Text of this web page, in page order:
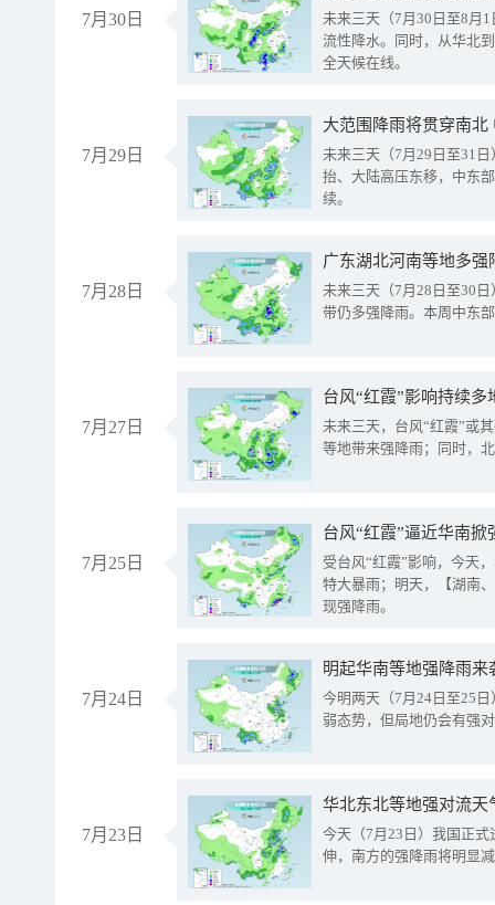
7月30日
未来三天（7月30日至8月
流性降水。同时，从华北
全天候在线。
7月29日
大范围降雨将贯穿南
未来三天（7月29日至31
抬、大陆高压东移，中东
续。
7月28日
广东湖北河南等地多
未来三天（7月28日至30
带仍多强降雨。本周中东
7月27日
台风“红霞”影响持续
未来三天，台风“红霞”或
等地带来强降雨；同时，
7月25日
台风“红霞”逼近华南
受台风“红霞”影响，今天
特大暴雨；明天，【湖南
现强降雨。
7月24日
明起华南等地强降雨
今明两天（7月24日至25
弱态势，但局地仍会有强
7月23日
华北东北等地强对流天
今天（7月23日）我国正
伸，南方的强降雨将明显